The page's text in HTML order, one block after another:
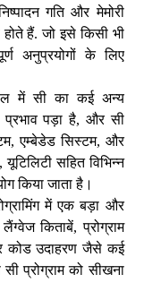
गति और मेमोरी
हैं. जो इसे किसी भी
अनुप्रयोगों के लिए
में सी का कई अन्य
प्रभाव पड़ा है, और सी
एम्बेडेड सिस्टम, और
सहित विभिन्न
किया जाता है।
में एक बड़ा और
किताबें, प्रोग्राम
कोड उदाहरण जैसे कई
प्रोग्राम को सीखना